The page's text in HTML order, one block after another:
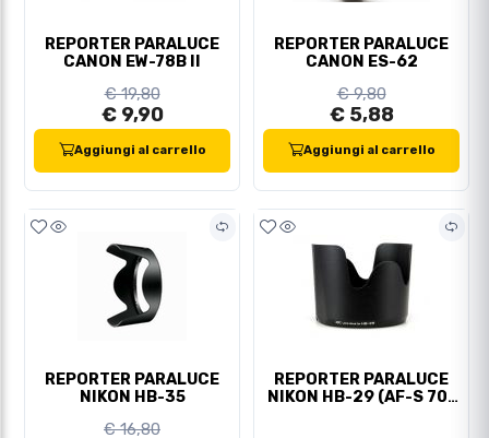
REPORTER PARALUCE
CANON EW-78B II
€ 19,80
€ 9,90
Aggiungi al carrello
REPORTER PARALUCE
CANON ES-62
€ 9,80
€ 5,88
Aggiungi al carrello
REPORTER PARALUCE
NIKON HB-35
€ 16,80
REPORTER PARALUCE
NIKON HB-29 (AF-S 70-